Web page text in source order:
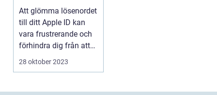
användare,
eftersom det ger
tillgång till en rad
olika funktioner
och appar
Att glömma lösenordet
till ditt Apple ID kan
vara frustrerande och
förhindra dig från att
använda di...
28 oktober 2023